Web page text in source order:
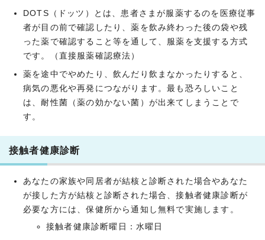
DOTS（ドッツ）とは、患者さまが服薬するのを医療従事
者が目の前で確認したり、薬を飲み終わった後の袋や残
った薬で確認すること等を通して、服薬を支援する方式
です。（直接服薬確認療法）
薬を途中でやめたり、飲んだり飲まなかったりすると、
病気の悪化や再発につながります。最も恐ろしいこと
は、耐性菌（薬の効かない菌）が出来てしまうことで
す。
接触者健康診断
あなたの家族や同居者が結核と診断された場合やあなた
が接した方が結核と診断された場合、接触者健康診断が
必要な方には、保健所から通知し無料で実施します。
接触者健康診断曜日：水曜日